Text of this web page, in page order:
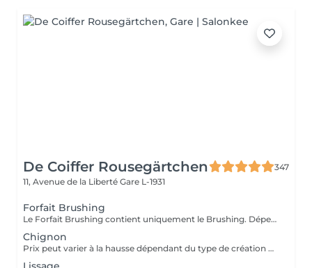
De Coiffer Rousegärtchen
347
11, Avenue de la Liberté Gare L-1931
Forfait Brushing
Le Forfait Brushing contient uniquement le Brushing. Dépendant de la longueur des cheveux, le prix peut varier. En cas de questions veuillez appeler au +352 27 70 21 25.
Chignon
Prix peut varier à la hausse dépendant du type de création finalement réalisée.